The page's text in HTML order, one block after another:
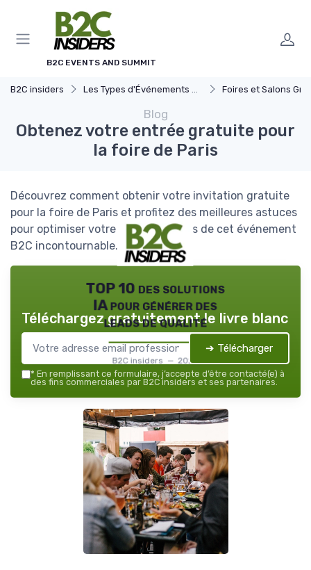
B2C EVENTS AND SUMMIT
B2C insiders Les Types d'Événements B2C Foires et Salons Grand
Blog
Obtenez votre entrée gratuite pour
la foire de Paris
Découvrez comment obtenir votre invitation gratuite
pour la foire de Paris et profitez des meilleures astuces
pour optimiser votre expérience lors de cet événement
B2C incontournable.
TOP 10 des solutions
IA pour générer des
leads de qualité
B2C insiders — 2026
Téléchargez gratuitement le livre blanc
➔ Télécharger
* En remplissant ce formulaire, j’accepte d’être contacté(e) à
des fins commerciales par B2C insiders et ses partenaires.
Panneau de gestion des cookies